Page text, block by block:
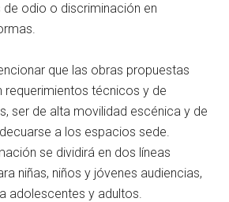
odio o discriminación en
que las obras propuestas
requerimientos técnicos y de
ser de alta movilidad escénica y de
a los espacios sede.
se dividirá en dos líneas
niñas, niños y jóvenes audiencias,
adolescentes y adultos.